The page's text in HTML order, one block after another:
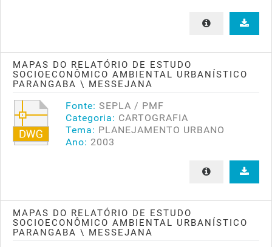
MAPAS DO RELATÓRIO DE ESTUDO
SOCIOECONÔMICO AMBIENTAL URBANÍSTICO
PARANGABA \ MESSEJANA
Fonte: SEPLA / PMF
Categoria: CARTOGRAFIA
Tema: PLANEJAMENTO URBANO
Ano: 2003
MAPAS DO RELATÓRIO DE ESTUDO
SOCIOECONÔMICO AMBIENTAL URBANÍSTICO
PARANGABA \ MESSEJANA